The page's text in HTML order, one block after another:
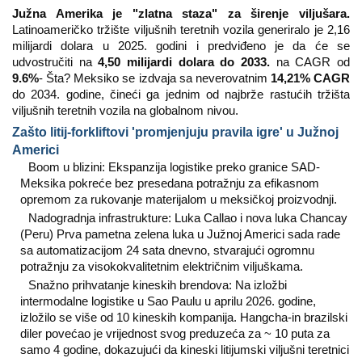
Južna Amerika je "zlatna staza" za širenje viljušara.
Latinoameričko tržište viljušnih teretnih vozila generiralo je 2,16
milijardi dolara u 2025. godini i predviđeno je da će se
udvostručiti na4,50 milijardi dolara do 2033. na CAGR od
9.6%- Šta? Meksiko se izdvaja sa neverovatnim 14,21% CAGR
do 2034. godine, čineći ga jednim od najbrže rastućih tržišta
viljušnih teretnih vozila na globalnom nivou.
Zašto litij-forkliftovi 'promjenjuju pravila igre' u Južnoj
Americi
Boom u blizini: Ekspanzija logistike preko granice SAD-
Meksika pokreće bez presedana potražnju za efikasnom
opremom za rukovanje materijalom u meksičkoj proizvodnji.
Nadogradnja infrastrukture: Luka Callao i nova luka Chancay
(Peru) Prva pametna zelena luka u Južnoj Americi sada rade
sa automatizacijom 24 sata dnevno, stvarajući ogromnu
potražnju za visokokvalitetnim električnim viljuškama.
Snažno prihvatanje kineskih brendova: Na izložbi
intermodalne logistike u Sao Paulu u aprilu 2026. godine,
izložilo se više od 10 kineskih kompanija. Hangcha-in brazilski
diler povećao je vrijednost svog preduzeća za ~ 10 puta za
samo 4 godine, dokazujući da kineski litijumski viljušni teretnici